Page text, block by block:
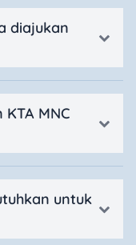
diajukan
MNC
untuk